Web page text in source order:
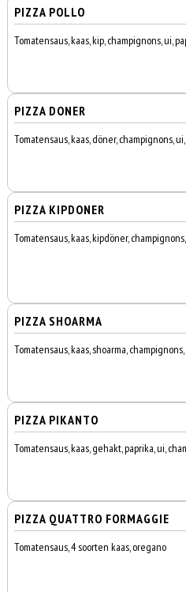
PIZZA POLLO
Tomatensaus, kaas, kip, champignons, ui,
PIZZA DONER
Tomatensaus, kaas, döner, champignons,
PIZZA KIPDONER
Tomatensaus, kaas, kipdöner,
PIZZA SHOARMA
Tomatensaus, kaas, shoarma,
PIZZA PIKANTO
Tomatensaus, kaas, gehakt, paprika, ui,
PIZZA QUATTRO FORMAGGIE
Tomatensaus, 4 soorten kaas, oregano